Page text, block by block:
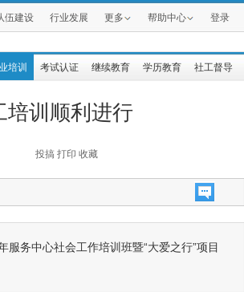
伍建设 行业发展 更多 帮助中心 登录
培训 考试认证 继续教育 学历教育 社工督导
培训顺利进行
投搞 打印 收藏
务中心社会工作培训班暨“大爱之行”项目